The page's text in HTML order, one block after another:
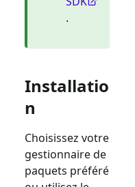
.
Installatio
n
Choisissez votre
gestionnaire de
paquets préféré